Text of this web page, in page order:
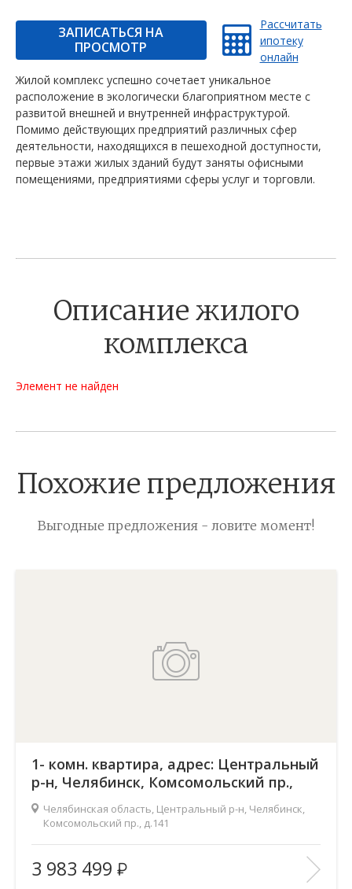
ЗАПИСАТЬСЯ НА
ПРОСМОТР
Рассчитать
ипотеку
онлайн
Жилой комплекс успешно сочетает уникальное
расположение в экологически благоприятном месте с
развитой внешней и внутренней инфраструктурой.
Помимо действующих предприятий различных сфер
деятельности, находящихся в пешеходной доступности,
первые этажи жилых зданий будут заняты офисными
помещениями, предприятиями сферы услуг и торговли.
Описание жилого
комплекса
Элемент не найден
Похожие предложения
Выгодные предложения - ловите момент!
1- комн. квартира, адрес: Центральный
р-н, Челябинск, Комсомольский пр.,
д.141Челябинская область, Центральный р-н, Челябинск,
Комсомольский пр., д.141
Жилой комплекс:
Ньютон
Количество комнат:
1
3 983 499